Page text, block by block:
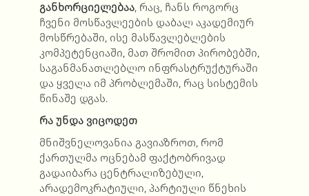
განხორციელებაა, რაც, ჩანს როგორც
ჩვენი მოსწავლეების დაბალ აკადემიურ
მოსწრებაში, ისე მასწავლებლების
კომპეტენციაში, მათ შრომით პირობებში,
საგანმანათლებლო ინფრასტრუქტურაში
და ყველა იმ პრობლემაში, რაც სისტემის
წინაშე დგას.
რა უნდა ვიცოდეთ
მნიშვნელოვანია გავიაზროთ, რომ
ქართულმა ოცნებამ ფაქტობრივად
გადაიბარა ცენტრალიზებული,
არადემოკრატიული, პარტიული წნეხის